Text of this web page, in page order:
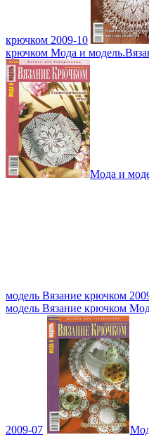
крючком 2009-10
крючком Мода и
Мода и
модель Вязание крючком
модель Вязание крючком
2009-07